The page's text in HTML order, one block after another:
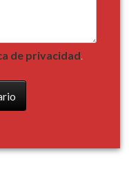
de privacidad.